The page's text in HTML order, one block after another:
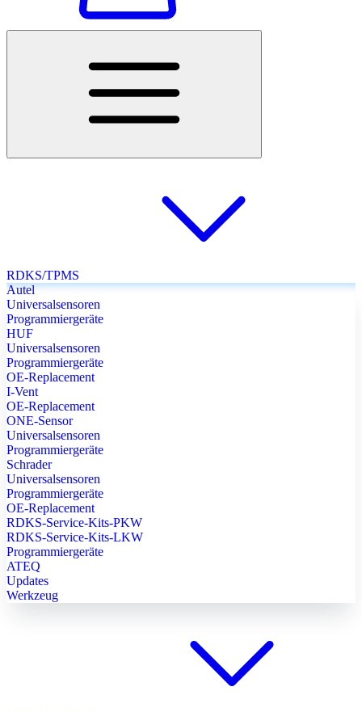
RDKS/TPMS
Autel
Universalsensoren
Programmiergeräte
HUF
Universalsensoren
Programmiergeräte
OE-Replacement
I-Vent
OE-Replacement
ONE-Sensor
Universalsensoren
Programmiergeräte
Schrader
Universalsensoren
Programmiergeräte
OE-Replacement
RDKS-Service-Kits-PKW
RDKS-Service-Kits-LKW
Programmiergeräte
ATEQ
Updates
Werkzeug